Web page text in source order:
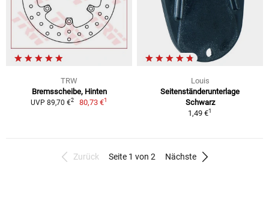
TRW
Bremsscheibe, Hinten
UVP 89,70 €2 80,73 €1
Louis
Seitenständerunterlage
Schwarz
1,49 €1
Zurück Seite 1 von 2 Nächste